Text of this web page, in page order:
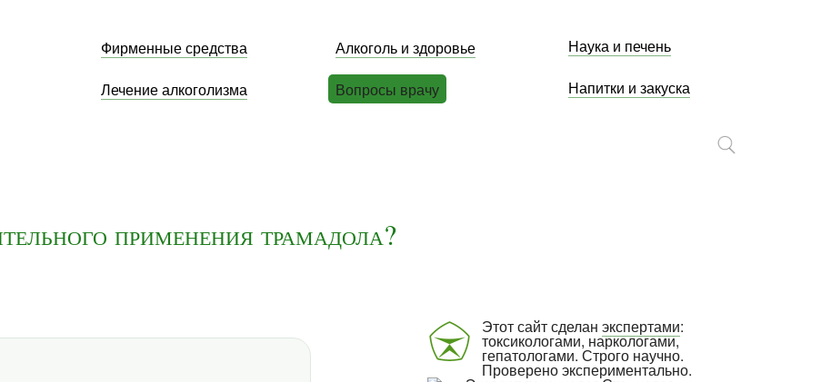
Фирменные средства Алкоголь и здоровье Наука и печень
Лечение алкоголизма Вопросы врачу Напитки и закуска
применения трамадола?
Этот сайт сделан экспертами:
токсикологами, наркологами,
гепатологами. Строго научно.
Проверено экспериментально.